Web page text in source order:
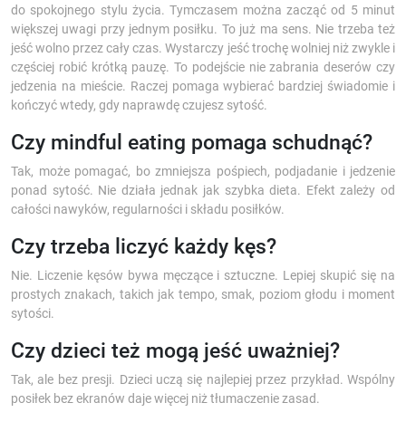
do spokojnego stylu życia. Tymczasem można zacząć od 5 minut
większej uwagi przy jednym posiłku. To już ma sens. Nie trzeba też
jeść wolno przez cały czas. Wystarczy jeść trochę wolniej niż zwykle i
częściej robić krótką pauzę. To podejście nie zabrania deserów czy
jedzenia na mieście. Raczej pomaga wybierać bardziej świadomie i
kończyć wtedy, gdy naprawdę czujesz sytość.
Czy mindful eating pomaga schudnąć?
Tak, może pomagać, bo zmniejsza pośpiech, podjadanie i jedzenie
ponad sytość. Nie działa jednak jak szybka dieta. Efekt zależy od
całości nawyków, regularności i składu posiłków.
Czy trzeba liczyć każdy kęs?
Nie. Liczenie kęsów bywa męczące i sztuczne. Lepiej skupić się na
prostych znakach, takich jak tempo, smak, poziom głodu i moment
sytości.
Czy dzieci też mogą jeść uważniej?
Tak, ale bez presji. Dzieci uczą się najlepiej przez przykład. Wspólny
posiłek bez ekranów daje więcej niż tłumaczenie zasad.